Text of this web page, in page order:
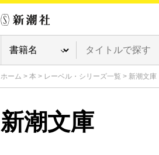
ホーム > 本 > レーベル・シリーズ一覧 > 新潮文庫
新潮文庫